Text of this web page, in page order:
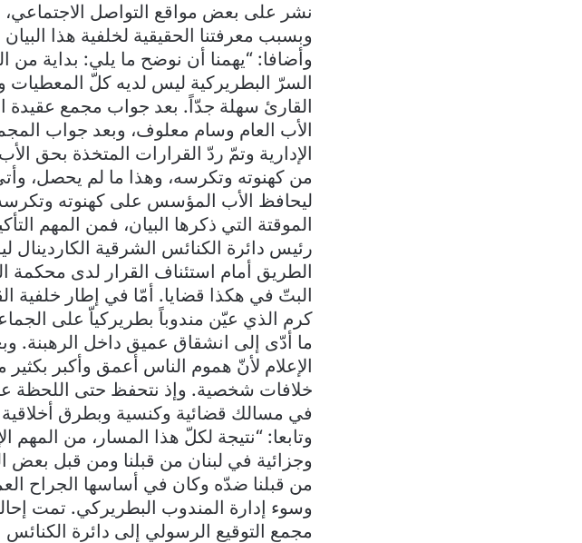
نشر على بعض مواقع التواصل
وبسبب معرفتنا الحقيقية لخلفية هذا
وأضافا: “يهمنا أن نوضح ما يلي: بداية من
السرّ البطريركية ليس لديه كلّ المعطيات
الأب العام وسام معلوف، وبعد جواب
من كهنوته وتكرسه، وهذا ما لم يحصل،
ليحافظ الأب المؤسس على كهنوته وتكرسه
رئيس دائرة الكنائس الشرقية الكاردينال
الطريق أمام استئناف القرار لدى محكمة
البتّ في هكذا قضايا. أمّا في إطار خلفية
كرم الذي عيّن مندوباً بطريركياّ على
ما أدّى إلى انشقاق عميق داخل الرهبنة.
الإعلام لأنّ هموم الناس أعمق وأكبر
خلافات شخصية. وإذ نتحفظ حتى اللحظة
في مسالك قضائية وكنسية وبطرق
وتابعا: “نتيجة لكلّ هذا المسار، من
وجزائية في لبنان من قبلنا ومن قبل
من قبلنا ضدّه وكان في أساسها الجراح
وسوء إدارة المندوب البطريركي. تمت